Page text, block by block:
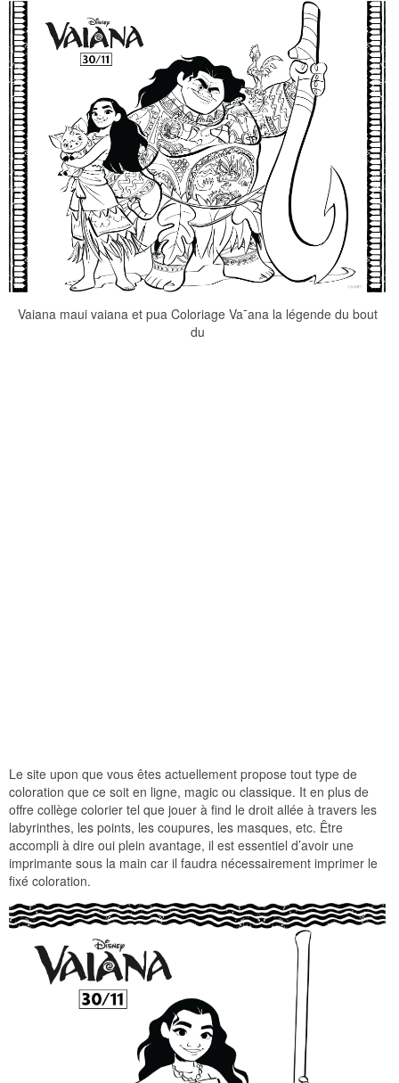
Vaiana maui vaiana et pua Coloriage Va¯ana la légende du bout
du
Le site upon que vous êtes actuellement propose tout type de
coloration que ce soit en ligne, magic ou classique. It en plus de
offre collège colorier tel que jouer à find le droit allée à travers les
labyrinthes, les points, les coupures, les masques, etc. Être
accompli à dire oui plein avantage, il est essentiel d’avoir une
imprimante sous la main car il faudra nécessairement imprimer le
fixé coloration.